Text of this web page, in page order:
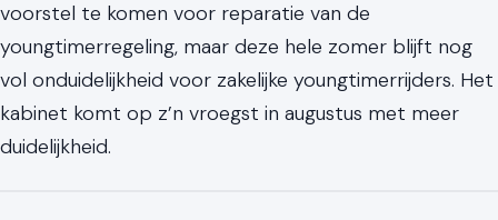
voorstel te komen voor reparatie van de
youngtimerregeling, maar deze hele zomer blijft nog
vol onduidelijkheid voor zakelijke youngtimerrijders. Het
kabinet komt op z’n vroegst in augustus met meer
duidelijkheid.